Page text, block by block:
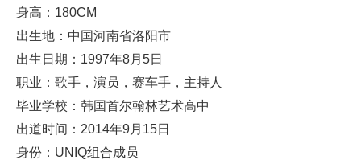
身高：180CM
出生地：中国河南省洛阳市
出生日期：1997年8月5日
职业：歌手，演员，赛车手，主持人
毕业学校：韩国首尔翰林艺术高中
出道时间：2014年9月15日
身份：UNIQ组合成员